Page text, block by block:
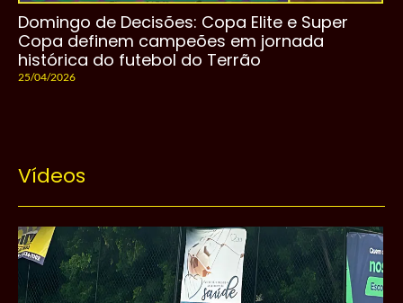
Domingo de Decisões: Copa Elite e Super
Copa definem campeões em jornada
histórica do futebol do Terrão
25/04/2026
Vídeos